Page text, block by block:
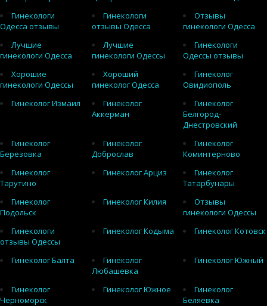
Гинекологи
Одесса отзывы
Гинекологи
отзывы Одесса
Отзывы
гинекологи Одесса
Лучшие
гинекологи Одесса
Лучшие
гинекологи Одессы
Гинекологи
Одессы отзывы
Хорошие
гинекологи Одессы
Хороший
гинеколог Одесса
Гинеколог
Овидиополь
Гинеколог Измаил
Гинеколог
Аккерман
Гинеколог
Белгород-
Днестровский
Гинеколог
Березовка
Гинеколог
Доброслав
Гинеколог
Коминтерново
Гинеколог
Тарутино
Гинеколог Арциз
Гинеколог
Татарбунары
Гинеколог
Подольск
Гинеколог Килия
Отзывы
гинекологи Одессы
Гинекологи
отзывы Одессы
Гинеколог Кодыма Гинеколог Котовск
Гинеколог Балта
Гинеколог
Любашевка
Гинеколог Южный
Гинеколог
Черноморск
Гинеколог Южное
Гинеколог
Беляевка